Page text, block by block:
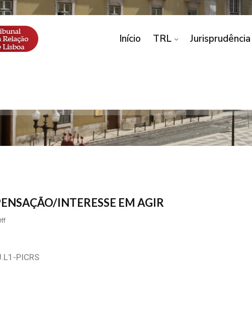
Início TRL Jurisprudência
INTERESSE EM AGIR
PICRS